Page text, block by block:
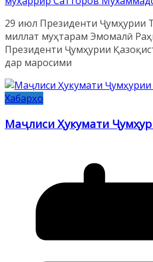
29 июл Президенти Ҷумҳурии
миллат муҳтарам Эмомалӣ
Президенти Ҷумҳурии
дар маросими
Хабарҳо
Маҷлиси Ҳукумати